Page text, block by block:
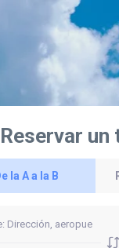
Reservar un
la A a la B